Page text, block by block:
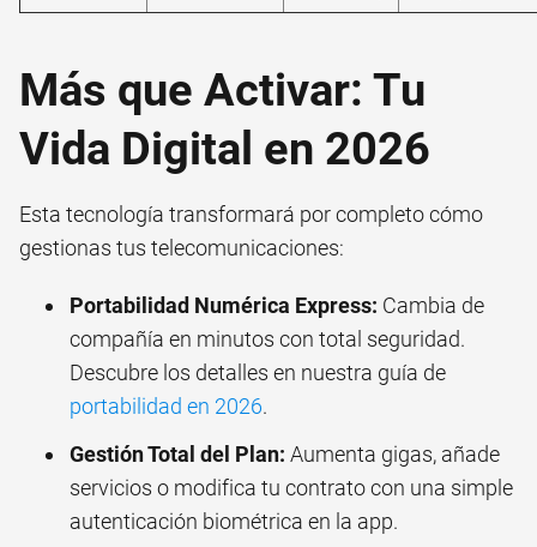
Más que Activar: Tu
Vida Digital en 2026
Esta tecnología transformará por completo cómo
gestionas tus telecomunicaciones:
Portabilidad Numérica Express: Cambia de
compañía en minutos con total seguridad.
Descubre los detalles en nuestra guía de
portabilidad en 2026.
Gestión Total del Plan: Aumenta gigas, añade
servicios o modifica tu contrato con una simple
autenticación biométrica en la app.